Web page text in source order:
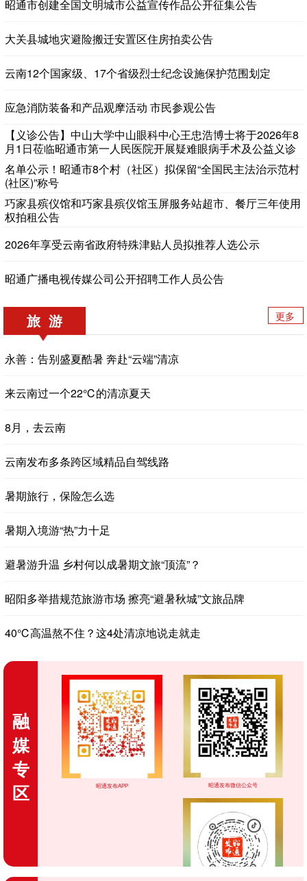
昭通市创建全国文明城市公益宣传作品公开征集公告
大关县城地灾避险搬迁安置区住房拍卖公告
云南12个国家级、17个省级烈士纪念设施保护范围划定
应急消防装备和产品观摩活动 市民参观公告
【义诊公告】中山大学中山眼科中心王忠浩博士将于2026年8
月1日莅临昭通市第一人民医院开展疑难眼病手术及公益义诊
服务
名单公示！昭通市8个村（社区）拟保留“全国民主法治示范村
(社区)”称号
巧家县殡仪馆和巧家县殡仪馆玉屏服务站超市、餐厅三年使用
权拍租公告
2026年享受云南省政府特殊津贴人员拟推荐人选公示
昭通广播电视传媒公司公开招聘工作人员公告
旅 游 更多
永善：告别盛夏酷暑 奔赴“云端”清凉
来云南过一个22℃的清凉夏天
8月，去云南
云南发布多条跨区域精品自驾线路
暑期旅行，保险怎么选
暑期入境游“热”力十足
避暑游升温 乡村何以成暑期文旅“顶流”？
昭阳多举措规范旅游市场 擦亮“避暑秋城”文旅品牌
40℃高温熬不住？这4处清凉地说走就走
融
媒
专
区
昭通发布APP 昭通发布微信公众号